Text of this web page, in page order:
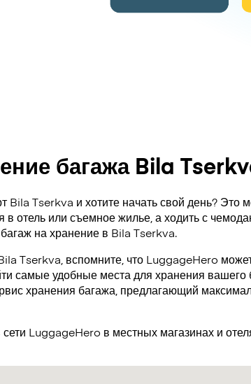
багажа Bila
Bila Tserkva и хотите начать свой день? Это
в отель или съемное жилье, а ходить с
на хранение в Bila Tserkva.
Tserkva, вспомните, что LuggageHero
самые удобные места для хранения вашего
хранения багажа, предлагающий
LuggageHero в местных магазинах и